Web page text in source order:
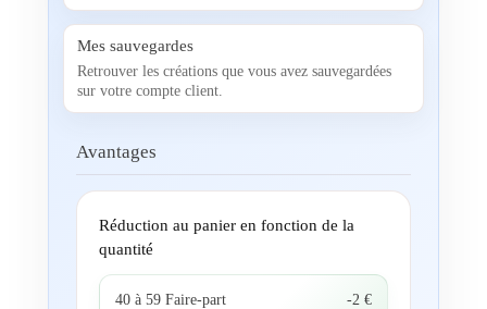
Mes sauvegardes
Retrouver les créations que vous avez sauvegardées
sur votre compte client.
Avantages
Réduction au panier en fonction de la
quantité
40 à 59 Faire-part -2 €